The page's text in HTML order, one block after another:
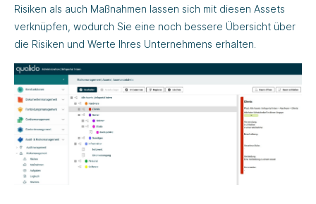
Risiken als auch Maßnahmen lassen sich mit diesen Assets
verknüpfen, wodurch Sie eine noch bessere Übersicht über
die Risiken und Werte Ihres Unternehmens erhalten.